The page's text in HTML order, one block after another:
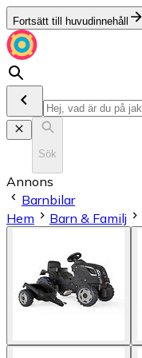
Fortsätt till huvudinnehåll
Sök
Annons
Barnbilar
Hem
Barn & Familj